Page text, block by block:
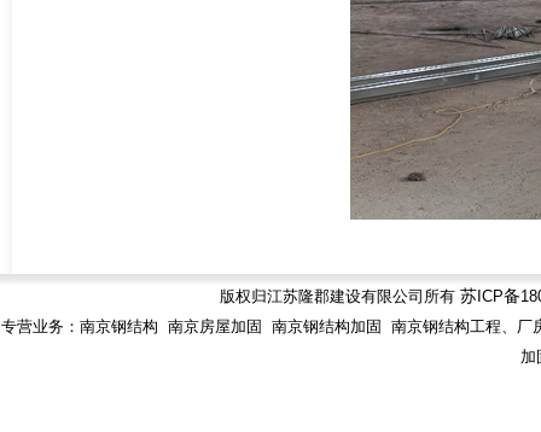
版权归江苏隆郡建设有限公司所有 苏 ICP备
专营业务：南京钢结构 南京房屋加固 南京钢结构加固 南京钢结构工程、